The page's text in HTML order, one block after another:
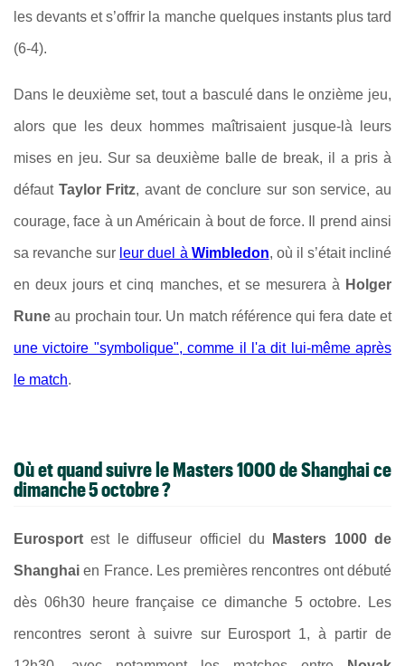
les devants et s’offrir la manche quelques instants plus tard
(6-4).
Dans le deuxième set, tout a basculé dans le onzième jeu,
alors que les deux hommes maîtrisaient jusque-là leurs
mises en jeu. Sur sa deuxième balle de break, il a pris à
défaut Taylor Fritz, avant de conclure sur son service, au
courage, face à un Américain à bout de force. Il prend ainsi
sa revanche sur leur duel à Wimbledon, où il s’était incliné
en deux jours et cinq manches, et se mesurera à Holger
Rune au prochain tour. Un match référence qui fera date et
une victoire "symbolique", comme il l'a dit lui-même après
le match.
Où et quand suivre le Masters 1000 de Shanghai ce
dimanche 5 octobre ?
Eurosportest le diffuseur officiel du Masters 1000 de
Shanghai en France. Les premières rencontres ont débuté
dès 06h30 heure française ce dimanche 5 octobre. Les
rencontres seront à suivre sur Eurosport 1, à partir de